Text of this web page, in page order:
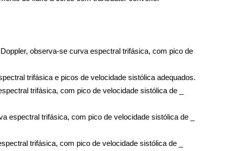
observa-se curva espectral trifásica, com pico de
trifásica, com pico de velocidade sistólica de _
espectral trifásica, com pico de velocidade sistólica de _
trifásica, com pico de velocidade sistólica de _